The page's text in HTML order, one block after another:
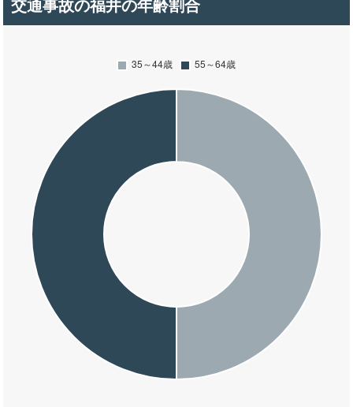
交通事故の福井の年齢割合